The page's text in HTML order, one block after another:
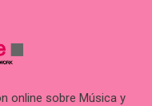
online sobre Música y